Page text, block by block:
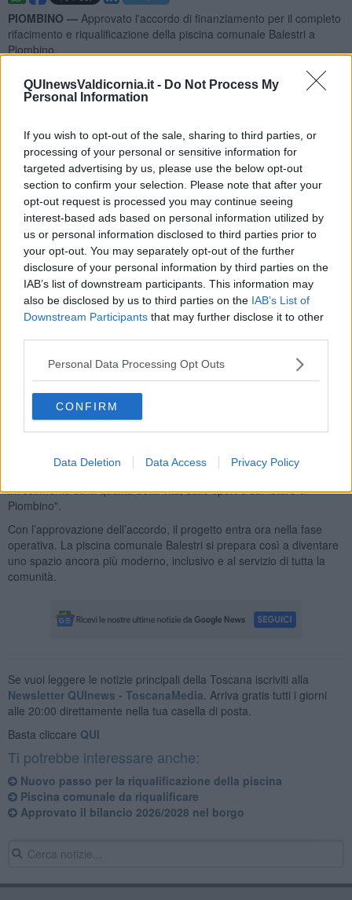
QUInewsValdicornia.it - Do Not Process My
Personal Information
If you wish to opt-out of the sale, sharing to third parties, or
processing of your personal or sensitive information for
targeted advertising by us, please use the below opt-out
section to confirm your selection. Please note that after your
opt-out request is processed you may continue seeing
interest-based ads based on personal information utilized by
us or personal information disclosed to third parties prior to
your opt-out. You may separately opt-out of the further
disclosure of your personal information by third parties on the
IAB’s list of downstream participants. This information may
also be disclosed by us to third parties on the IAB’s List of
Downstream Participants that may further disclose it to other
Personal Data Processing Opt Outs
CONFIRM
Data Deletion Data Access Privacy Policy
PIOMBINO — Approvato l'accordo di finanziamento per il completo
rifacimento e riqualificazione della piscina comunale Balestri a
Piombino.
Come spiegato dall'Amministrazione in una nota, il risultato è frutto
di un lavoro condiviso tra il Comune di Piombino e il Ministero per lo
Sport e i Giovani, attraverso Sport e Salute. Una sinergia
1,5 milioni di euro,a cui il Comune affiancherà risorse proprie per
completare un investimento complessivo di oltre 3,6 milioni di euro.
La piscina Balestri è da anni un punto di riferimento per lo sport
cittadino: per le famiglie, per i bambini, per le scuole, per gli sportivi
e per chi vive l’impianto ogni giorno. Proprio per questo
l’Amministrazione ha scelto di investire con decisione su una
struttura che, pur funzionante, aveva bisogno di essere rinnovata e
adeguata alle esigenze di oggi.
Gli interventi restituiranno una struttura più moderna, più sicura, più
accessibile a tutti, con particolare attenzione all’abbattimento delle
barriere architettoniche e al risparmio energetico. L’obiettivo è
rendere la piscina più confortevole, più sostenibile e in grado di
sportivi di livello più alto.
insieme, si possano raggiungere risultati concreti per il territorio.
Questo finanziamento non è solo un’opera pubblica, ma un
investimento sulla qualità della vita, sullo sport e sul futuro di
Piombino".
Con l’approvazione dell’accordo, il progetto entra ora nella fase
operativa. La piscina comunale Balestri si prepara così a diventare
uno spazio ancora più moderno, inclusivo e al servizio di tutta la
comunità.
Se vuoi leggere le notizie principali della Toscana iscriviti alla
Newsletter QUInews - ToscanaMedia. Arriva gratis tutti i giorni
alle 20:00 direttamente nella tua casella di posta.
Basta cliccare QUI
Ti potrebbe interessare anche:
Nuovo passo per la riqualificazione della piscina
Piscina comunale da riqualificare
Approvato il bilancio 2026/2028 nel borgo